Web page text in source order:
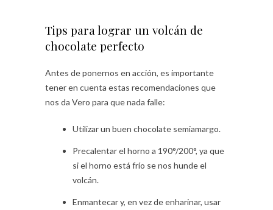
Tips para lograr un volcán de
chocolate perfecto
Antes de ponernos en acción, es importante
tener en cuenta estas recomendaciones que
nos da Vero para que nada falle:
Utilizar un buen chocolate semiamargo.
Precalentar el horno a 190°/200°, ya que
si el horno está frío se nos hunde el
volcán.
Enmantecar y, en vez de enharinar, usar